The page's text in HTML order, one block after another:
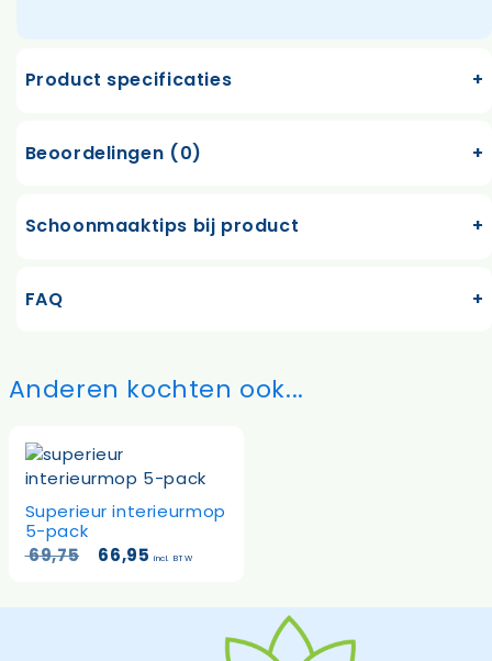
Product specificaties
Beoordelingen (0)
Schoonmaaktips bij product
FAQ
Anderen kochten ook...
Superieur interieurmop
5-pack
69,75
Oorspronkelijke
66,95 Huidige
incl. BTW